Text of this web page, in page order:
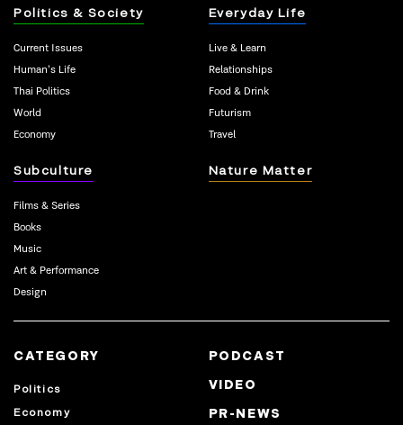
Politics & Society
Current Issues
Human’s Life
Thai Politics
World
Economy
Everyday Life
Live & Learn
Relationships
Food & Drink
Futurism
Travel
Subculture
Films & Series
Books
Music
Art & Performance
Design
Nature Matter
CATEGORY
Politics
Economy
PODCAST
VIDEO
PR-NEWS